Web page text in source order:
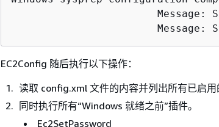
Message:
EC2Config 随后执行以下操作：
读取 config.xml 文件的内容并列出所有已启用
同时执行所有“Windows 就绪之前”插件。
Ec2SetPassword